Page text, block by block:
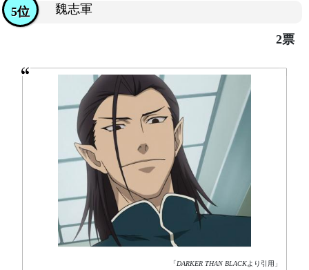
魏志軍
5位
2票
「DARKER THAN BLACKより引用」